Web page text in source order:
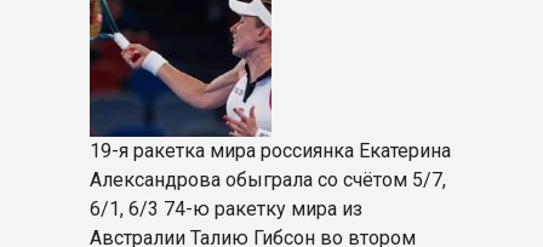
19-я ракетка мира россиянка Екатерина
Александрова обыграла со счётом 5/7,
6/1, 6/3 74-ю ракетку мира из
Австралии Талию Гибсон во втором